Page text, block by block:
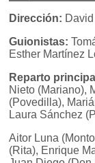
Dirección:
Guionistas:
Esther Martínez
Reparto
Nieto (Mariano),
(Povedilla),
Laura Sánchez
Aitor Luna
(Rita), Enrique